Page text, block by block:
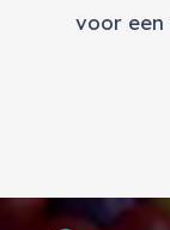
voor